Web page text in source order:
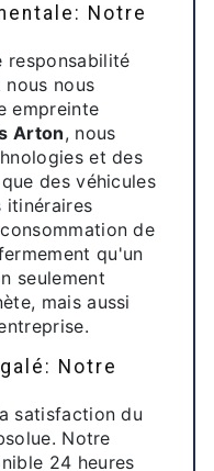
Notre
responsabilité
nous
empreinte
Arton, nous
et des
des véhicules
itinéraires
de
qu'un
seulement
mais aussi
Notre
satisfaction du
Notre
24 heures